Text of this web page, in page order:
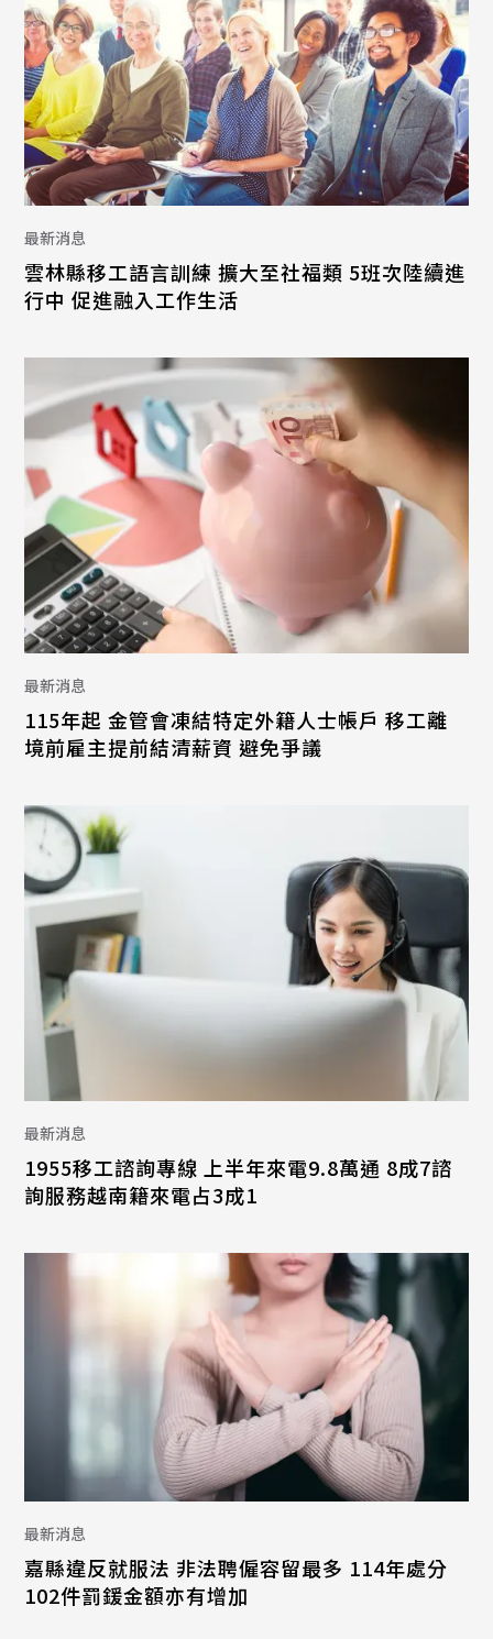
最新消息
雲林縣移工語言訓練 擴大至社福類 5班次陸續進
行中 促進融入工作生活
最新消息
115年起 金管會凍結特定外籍人士帳戶 移工離
境前雇主提前結清薪資 避免爭議
最新消息
1955移工諮詢專線 上半年來電9.8萬通 8成7諮
詢服務越南籍來電占3成1
最新消息
嘉縣違反就服法 非法聘僱容留最多 114年處分
102件罰鍰金額亦有增加